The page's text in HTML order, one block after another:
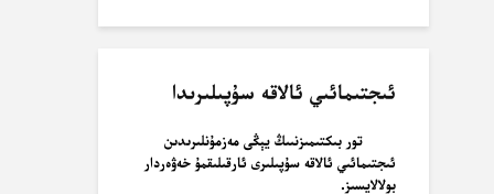
ئىجتىمائىي ئالاقە سۇپىلىرىدا
تور بىكتىمىزنىىڭ يېڭى مەزمۇنلىرىدىن
ئىجتىمائىي ئالاقە سۇپىلىرى ئارقىلىقمۇ خەۋەردار
بولالايسىز.